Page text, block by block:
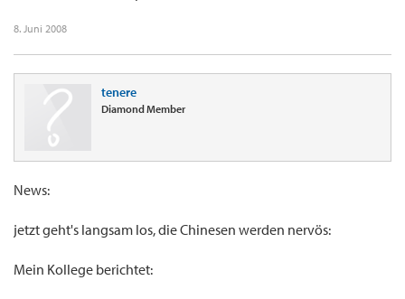
8. Juni 2008
tenere
Diamond Member
News:
jetzt geht's langsam los, die Chinesen werden nervös:
Mein Kollege berichtet: